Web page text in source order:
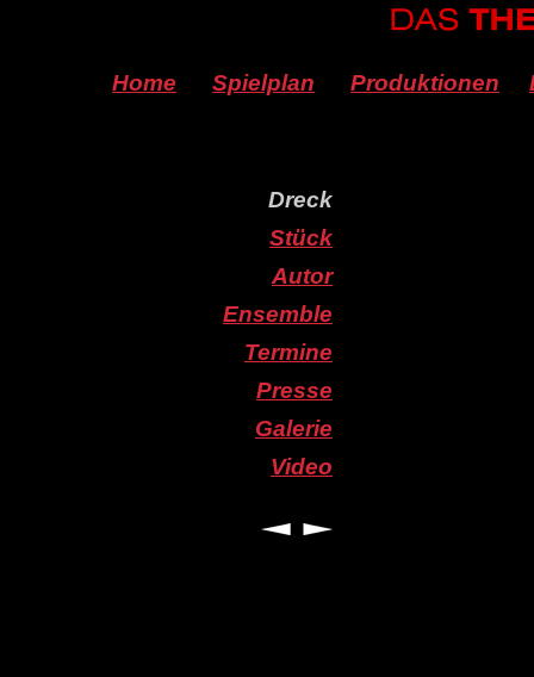
Home Spielplan Produktionen
Dreck
Stück
Autor
Ensemble
Termine
Presse
Galerie
Video